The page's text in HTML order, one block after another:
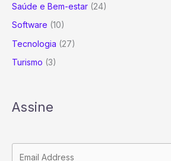
Saúde e Bem-estar (24)
Software (10)
Tecnologia (27)
Turismo (3)
Assine